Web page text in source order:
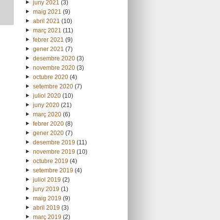
juny 2021 (3)
maig 2021 (9)
abril 2021 (10)
març 2021 (11)
febrer 2021 (9)
gener 2021 (7)
desembre 2020(3)
novembre 2020(3)
octubre 2020(4)
setembre 2020(7)
juliol 2020(10)
juny 2020(21)
març 2020(6)
febrer 2020(8)
gener 2020(7)
desembre 2019 (11)
novembre 2019 (10)
octubre 2019 (4)
setembre 2019 (4)
juliol 2019 (2)
juny 2019 (1)
maig 2019 (9)
abril 2019 (3)
març 2019 (2)